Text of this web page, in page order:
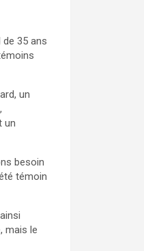
de 35 ans
un
un
besoin
témoin
mais le